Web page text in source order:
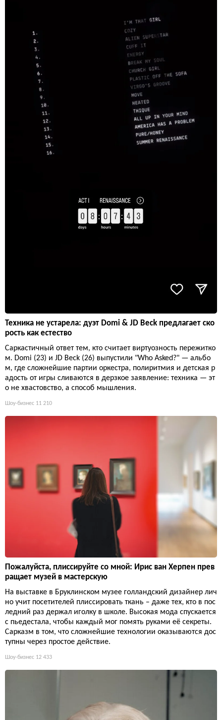
Техника не устарела: дуэт Domi & JD Beck предлагает ско
рость как естество
Саркастичный ответ тем, кто считает виртуозность пережитко
м. Domi (23) и JD Beck (26) выпустили "Who Asked?" — альбо
м, где сложнейшие партии оркестра, полиритмия и детская р
адость от игры сливаются в дерзкое заявление: техника — эт
о не хвастовство, а способ мышления.
Шоу-бизнес 11 210
Пожалуйста, плиссируйте со мной: Ирис ван Херпен прев
ращает музей в мастерскую
На выставке в Бруклинском музее голландский дизайнер лич
но учит посетителей плиссировать ткань – даже тех, кто в пос
ледний раз держал иголку в школе. Высокая мода спускается
с пьедестала, чтобы каждый мог помять руками её секреты.
Сарказм в том, что сложнейшие технологии оказываются дос
тупны через простое действие.
Шоу-бизнес 12 433